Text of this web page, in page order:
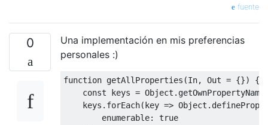
fuente
0
Una implementación en mis preferencias
personales :)
function getAllProperties (In, Out = {})
{
const keys = Object .
    keys
. forEach( key => Object .
        enumerable
:
true